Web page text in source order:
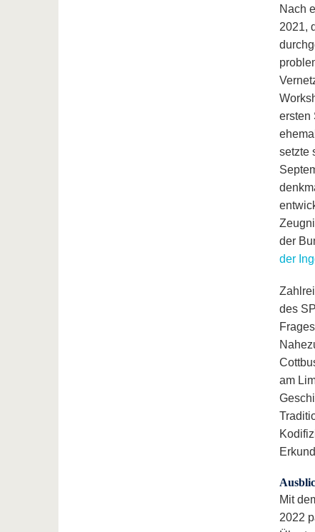
Nach
2021,
ersten
setzte
der
der
des
am
Mit
2022